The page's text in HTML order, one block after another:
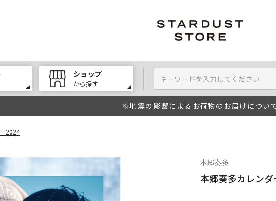
ショップ
から探す
※地震の影響によるお荷物のお届けについ
2024
本郷奏多
本郷奏多カレン